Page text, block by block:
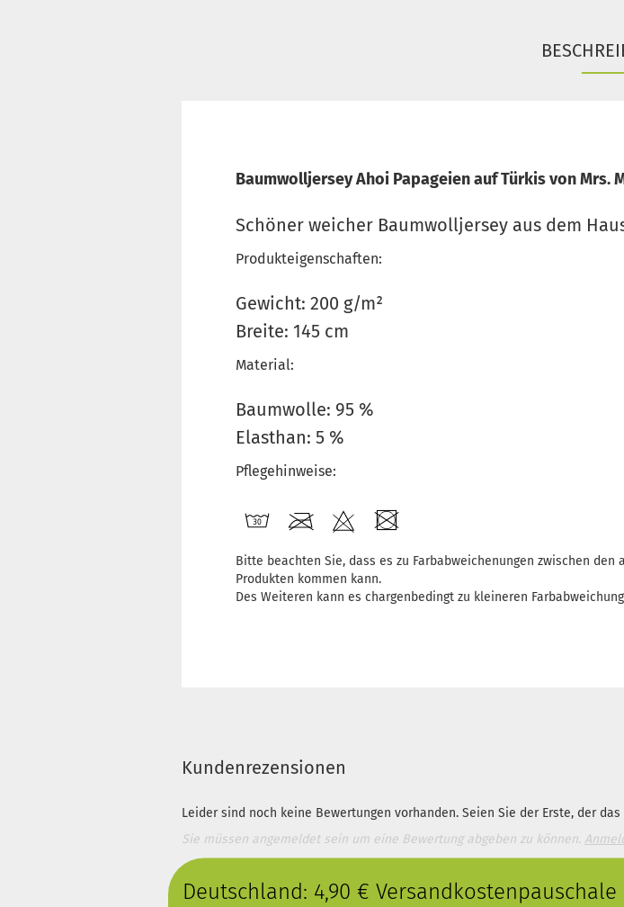
Baumwolljersey Ahoi Papageien auf Türkis von Mrs.
Schöner weicher Baumwolljersey aus dem
Produkteigenschaften:
Gewicht: 200 g/m²
Breite: 145 cm
Material:
Baumwolle: 95 %
Elasthan: 5 %
Pflegehinweise:
Bitte beachten Sie, dass es zu Farbabweichenungen zwischen
Produkten kommen kann.
Des Weiteren kann es chargenbedingt zu kleineren
Kundenrezensionen
Leider sind noch keine Bewertungen vorhanden. Seien Sie der Erste, der
Sie müssen angemeldet sein um eine Bewertung abgeben zu können.
Deutschland: 4,90 €